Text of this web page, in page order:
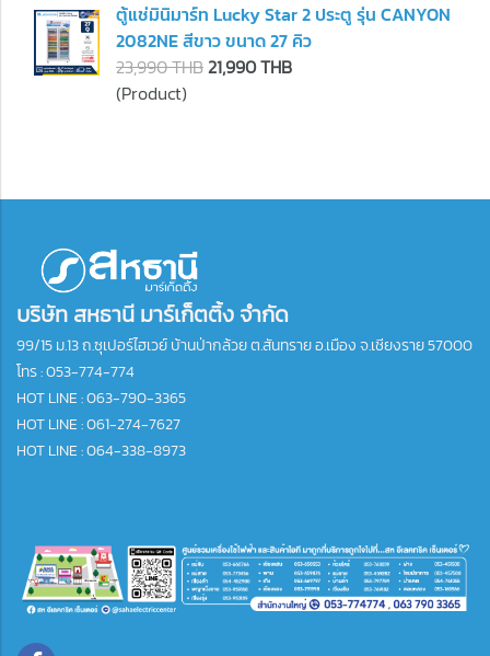
ตู้แช่มินิมาร์ท Lucky Star 2 ประตู รุ่น CANYON
2082NE สีขาว ขนาด 27 คิว
23,990 THB21,990 THB
(Product)
บริษัท สหธานี มาร์เก็ตติ้ง จำกัด
99/15 ม.13 ถ.ซุเปอร์ไฮเวย์ บ้านป่ากล้วย ต.สันทราย อ.เมือง จ.เชียงราย 57000
โทร :053-774-774
HOT LINE : 063-790-3365
HOT LINE : 061-274-7627
HOT LINE : 064-338-8973